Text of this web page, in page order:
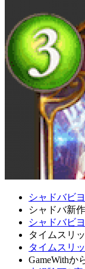
シャドバビ
シャドバ新
シャドバビ
タイムスリ
タイムスリ
GameWithか